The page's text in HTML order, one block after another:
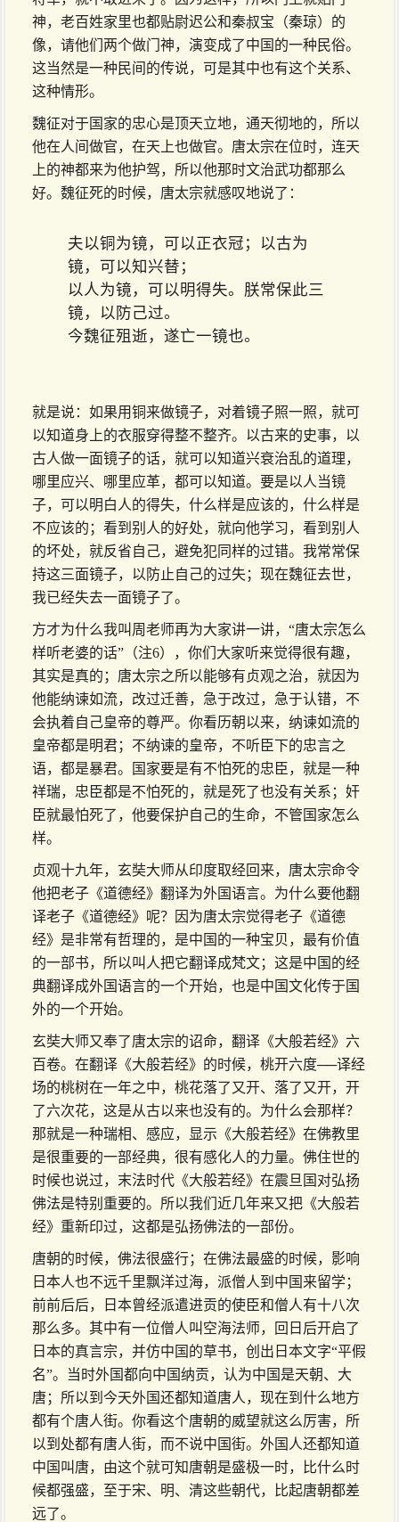
神，老百姓家里也都贴尉迟公和秦叔宝（秦琼）的
像，请他们两个做门神，演变成了中国的一种民俗。
这当然是一种民间的传说，可是其中也有这个关系、
这种情形。
魏征对于国家的忠心是顶天立地，通天彻地的，所以
他在人间做官，在天上也做官。唐太宗在位时，连天
上的神都来为他护驾，所以他那时文治武功都那么
好。魏征死的时候，唐太宗就感叹地说了：
夫以铜为镜，可以正衣冠；以古为
镜，可以知兴替；
以人为镜，可以明得失。朕常保此三
镜，以防己过。
今魏征殂逝，遂亡一镜也。
就是说：如果用铜来做镜子，对着镜子照一照，就可
以知道身上的衣服穿得整不整齐。以古来的史事，以
古人做一面镜子的话，就可以知道兴衰治乱的道理，
哪里应兴、哪里应革，都可以知道。要是以人当镜
子，可以明白人的得失，什么样是应该的，什么样是
不应该的；看到别人的好处，就向他学习，看到别人
的坏处，就反省自己，避免犯同样的过错。我常常保
持这三面镜子，以防止自己的过失；现在魏征去世，
我已经失去一面镜子了。
方才为什么我叫周老师再为大家讲一讲，“唐太宗怎么
样听老婆的话”（注6），你们大家听来觉得很有趣，
其实是真的；唐太宗之所以能够有贞观之治，就因为
他能纳谏如流，改过迁善，急于改过，急于认错，不
会执着自己皇帝的尊严。你看历朝以来，纳谏如流的
皇帝都是明君；不纳谏的皇帝，不听臣下的忠言之
语，都是暴君。国家要是有不怕死的忠臣，就是一种
祥瑞，忠臣都是不怕死的，就是死了也没有关系；奸
臣就最怕死了，他要保护自己的生命，不管国家怎么
样。
贞观十九年，玄奘大师从印度取经回来，唐太宗命令
他把老子《道德经》翻译为外国语言。为什么要他翻
译老子《道德经》呢？因为唐太宗觉得老子《道德
经》是非常有哲理的，是中国的一种宝贝，最有价值
的一部书，所以叫人把它翻译成梵文；这是中国的经
典翻译成外国语言的一个开始，也是中国文化传于国
外的一个开始。
玄奘大师又奉了唐太宗的诏命，翻译《大般若经》六
百卷。在翻译《大般若经》的时候，桃开六度──译经
场的桃树在一年之中，桃花落了又开、落了又开，开
了六次花，这是从古以来也没有的。为什么会那样？
那就是一种瑞相、感应，显示《大般若经》在佛教里
是很重要的一部经典，很有感化人的力量。佛住世的
时候也说过，末法时代《大般若经》在震旦国对弘扬
佛法是特别重要的。所以我们近几年来又把《大般若
经》重新印过，这都是弘扬佛法的一部份。
唐朝的时候，佛法很盛行；在佛法最盛的时候，影响
日本人也不远千里飘洋过海，派僧人到中国来留学；
前前后后，日本曾经派遣进贡的使臣和僧人有十八次
那么多。其中有一位僧人叫空海法师，回日后开启了
日本的真言宗，并仿中国的草书，创出日本文字“平假
名”。当时外国都向中国纳贡，认为中国是天朝、大
唐；所以到今天外国还都知道唐人，现在到什么地方
都有个唐人街。你看这个唐朝的威望就这么厉害，所
以到处都有唐人街，而不说中国街。外国人还都知道
中国叫唐，由这个就可知唐朝是盛极一时，比什么时
候都强盛，至于宋、明、清这些朝代，比起唐朝都差
远了。